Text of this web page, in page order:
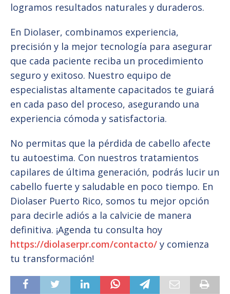
logramos resultados naturales y duraderos.
En Diolaser, combinamos experiencia,
precisión y la mejor tecnología para asegurar
que cada paciente reciba un procedimiento
seguro y exitoso. Nuestro equipo de
especialistas altamente capacitados te guiará
en cada paso del proceso, asegurando una
experiencia cómoda y satisfactoria.
No permitas que la pérdida de cabello afecte
tu autoestima. Con nuestros tratamientos
capilares de última generación, podrás lucir un
cabello fuerte y saludable en poco tiempo. En
Diolaser Puerto Rico, somos tu mejor opción
para decirle adiós a la calvicie de manera
definitiva. ¡Agenda tu consulta hoy
https://diolaserpr.com/contacto/ y comienza
tu transformación!